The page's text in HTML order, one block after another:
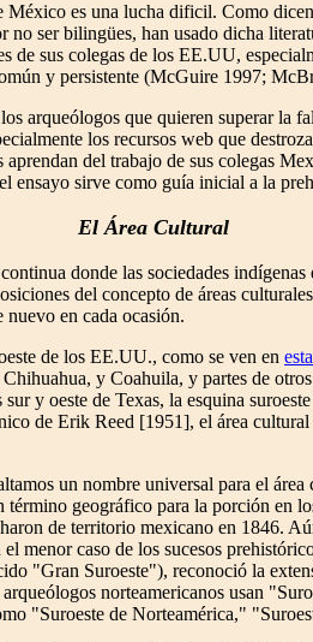
México es una lucha dificil. Como
ser bilingües, han usado dicha
de sus colegas de los EE.UU,
y persistente (McGuire 1997;
arqueólogos que quieren superar
los recursos web que
del trabajo de sus colegas
ensayo sirve como guía inicial a la
El Área Cultural
donde las sociedades
del concepto de áreas
en cada ocasión.
de los EE.UU., como se ven en
y Coahuila, y partes de
y oeste de Texas, la esquina
de Erik Reed [1951], el área
un nombre universal para el
geográfico para la porción en
de territorio mexicano en 1846.
menor caso de los sucesos
"Gran Suroeste"), reconoció la
norteamericanos usan
"Suroeste de Norteamérica,"